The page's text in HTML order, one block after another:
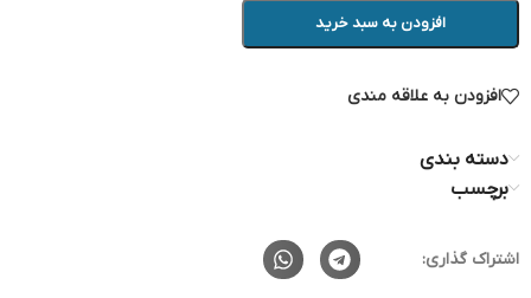
افزودن به سبد خرید
افزودن به علاقه مندی
دسته بندی
برچسب
اشتراک گذاری: